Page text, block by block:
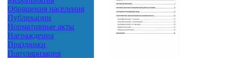
Обращения населения
Публикации
Нормативные акты
Награждения
Праздники
Популяризация